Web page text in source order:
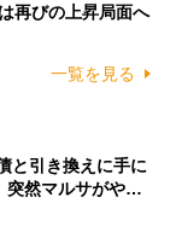
再びの上昇局面へ
一覧を見る
と引き換えに手に
突然マルサがや…